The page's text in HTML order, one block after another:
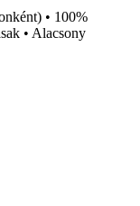
• 100%
• Alacsony